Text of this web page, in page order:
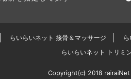
らいらいネット 接骨＆マッサージ
らいらいネット トリミ
Copyright(c) 2018